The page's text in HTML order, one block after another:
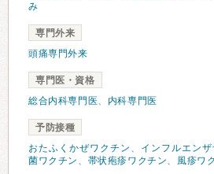
み
専門外来
頭痛専門外来
専門医・資格
総合内科専門医、 内科専門医
予防接種
おたふくかぜワクチン 、 インフルエン
菌ワクチン 、 帯状疱疹ワクチン、 風疹ワ